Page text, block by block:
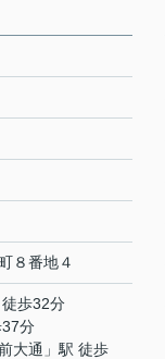
８番地４
徒歩32分
37分
大通 」駅 徒歩